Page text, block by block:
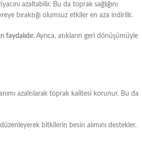
azaltabilir. Bu da toprak sağlığını
bıraktığı olumsuz etkiler en aza indirilir.
faydalıdır. Ayrıca, atıkların geri dönüşümüyle
azaltılarak toprak kalitesi korunur. Bu da
bitkilerin besin alımını destekler.